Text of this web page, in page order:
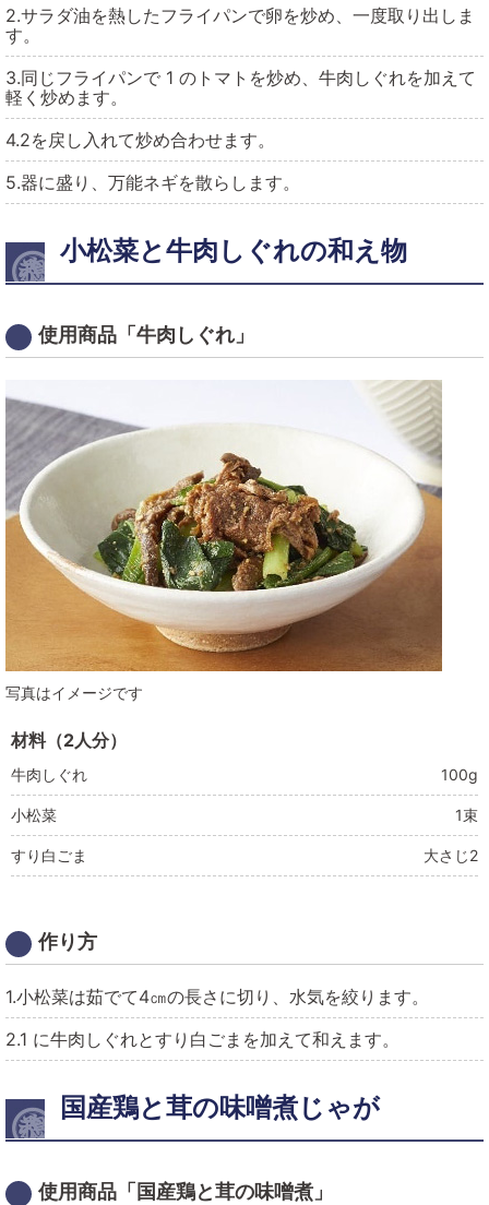
2.サラダ油を熱したフライパンで卵を炒め、一度取り出しま
す。
3.同じフライパンで 1 のトマトを炒め、牛肉しぐれを加えて
軽く炒めます。
4.2を戻し入れて炒め合わせます。
5.器に盛り、万能ネギを散らします。
小松菜と牛肉しぐれの和え物
使用商品「牛肉しぐれ」
写真はイメージです
材料（2人分）
牛肉しぐれ 100g
小松菜 1束
すり白ごま 大さじ2
作り方
1.小松菜は茹でて4㎝の長さに切り、水気を絞ります。
2.1 に牛肉しぐれとすり白ごまを加えて和えます。
国産鶏と茸の味噌煮じゃが
使用商品「国産鶏と茸の味噌煮」